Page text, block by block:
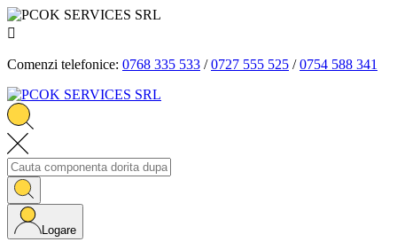

Comenzi telefonice: 0768 335 533 /0727 555 525 /0754 588 341
Logare